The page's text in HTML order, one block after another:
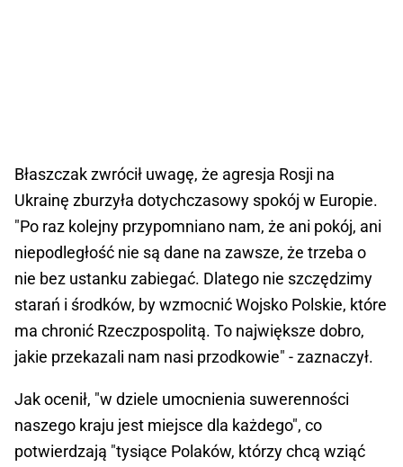
Błaszczak zwrócił uwagę, że agresja Rosji na
Ukrainę zburzyła dotychczasowy spokój w Europie.
"Po raz kolejny przypomniano nam, że ani pokój, ani
niepodległość nie są dane na zawsze, że trzeba o
nie bez ustanku zabiegać. Dlatego nie szczędzimy
starań i środków, by wzmocnić Wojsko Polskie, które
ma chronić Rzeczpospolitą. To największe dobro,
jakie przekazali nam nasi przodkowie" - zaznaczył.
Jak ocenił, "w dziele umocnienia suwerenności
naszego kraju jest miejsce dla każdego", co
potwierdzają "tysiące Polaków, którzy chcą wziąć